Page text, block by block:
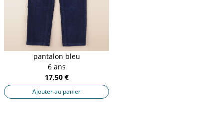
pantalon bleu
6 ans
17,50 €
Ajouter au panier